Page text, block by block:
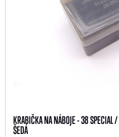
KRABIČKA NA NÁBOJE - 38
ŠEDÁ